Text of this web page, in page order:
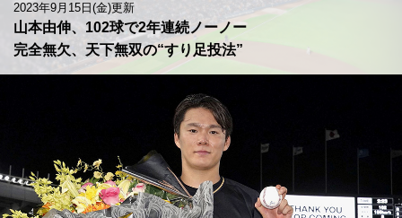
2023年9月15日(金)更新
山本由伸、102球で2年連続ノーノー
完全無欠、天下無双の“すり足投法”